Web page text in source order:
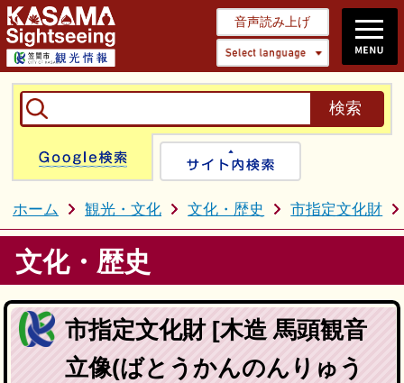
音声読み上げ
Select
Google検索
ホーム 観光・文化 文化・歴史 市指定文化財
文化・歴史
市指定文化財 [木造 馬頭観音
立像(ばとうかんのんりゅう